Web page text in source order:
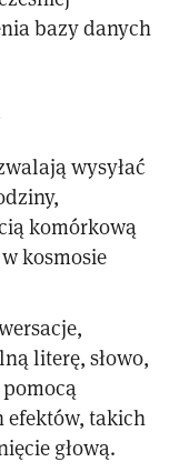
bazy danych
wysyłać
komórkową
kosmosie
literę, słowo,
takich
głową.